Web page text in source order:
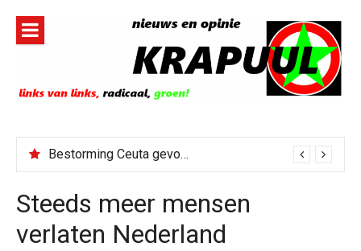
inhoud
Bestorming Ceuta gevolg van op sociale media verspreide hoax?
Steeds meer mensen
verlaten Nederland